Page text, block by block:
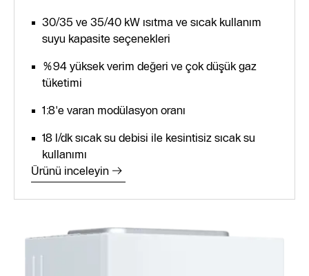
30/35 ve 35/40 kW ısıtma ve sıcak kullanım
suyu kapasite seçenekleri
%94 yüksek verim değeri ve çok düşük gaz
tüketimi
1:8'e varan modülasyon oranı
18 l/dk sıcak su debisi ile kesintisiz sıcak su
kullanımı
Ürünü inceleyin